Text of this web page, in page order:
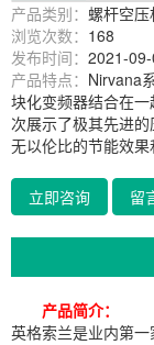
产品类别： 螺杆空压
浏览次数： 168
发布时间： 2021-
产品特点： Nirvana
块化变频器结合在
次展示了极其先进
无以伦比的节能效果
立即咨询 留
产品简介：
英格索兰是业内第